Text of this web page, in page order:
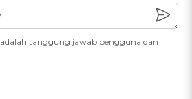
tanggung jawab pengguna dan